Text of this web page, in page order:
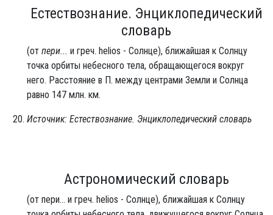
Естествознание. Энциклопедический
словарь
(от пери... и греч. helios - Солнце), ближайшая к Солнцу
точка орбиты небесного тела, обращающегося вокруг
него. Расстояние в П. между центрами Земли и Солнца
равно 147 млн. км.
Источник: Естествознание. Энциклопедический словарь
Астрономический словарь
(от пери... и греч. helios - Солнце), ближайшая к Солнцу